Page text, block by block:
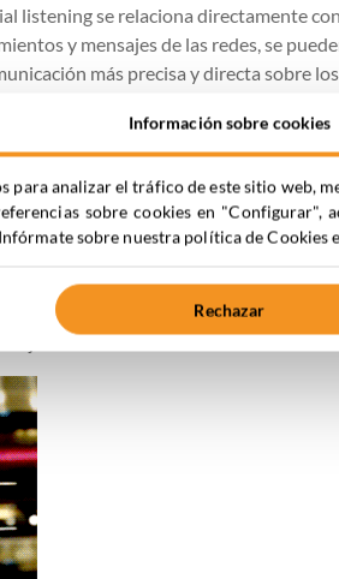
listening se relaciona directamente
y mensajes de las redes, se
más precisa y directa sobre
fácil es perder la referencia sobre
Por esto es imprescindible hacer una
cantidad y la calidad de la
realizar campañas y acciones
en qué posición se encuentra tu
mejorar en el futuro.
Información sobre cookies
para analizar el tráfico de este sitio web,
sobre cookies en "Configurar",
sobre nuestra política de Cookies
Rechazar